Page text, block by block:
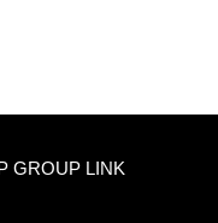
GROUP LINK